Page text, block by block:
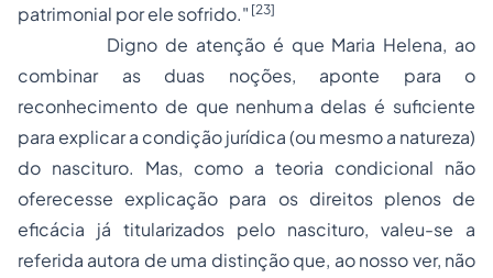
patrimonial por ele sofrido." [23]
Digno de atenção é que Maria Helena, ao
combinar as duas noções, aponte para o
reconhecimento de que nenhuma delas é suficiente
para explicar a condição jurídica (ou mesmo a natureza)
do nascituro. Mas, como a teoria condicional não
oferecesse explicação para os direitos plenos de
eficácia já titularizados pelo nascituro, valeu-se a
referida autora de uma distinção que, ao nosso ver, não